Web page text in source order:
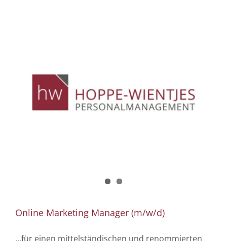
Online Marketing Manager (m/w/d)
...für einen mittelständischen und renommierten